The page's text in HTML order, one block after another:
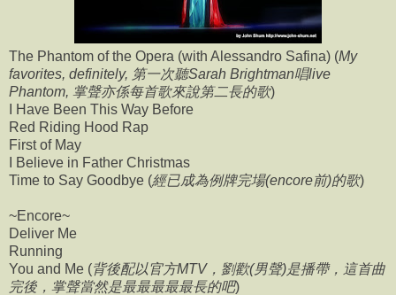
The Phantom of the Opera (with Alessandro Safina) (My
favorites, definitely, 第一次聽Sarah Brightman唱live
Phantom, 掌聲亦係每首歌來說第二長的歌)
I Have Been This Way Before
Red Riding Hood Rap
First of May
I Believe in Father Christmas
Time to Say Goodbye (經已成為例牌完場(encore前)的歌)
~Encore~
Deliver Me
Running
You and Me (背後配以官方MTV，劉歡(男聲)是播帶，這首曲
完後，掌聲當然是最最最最最長的吧)